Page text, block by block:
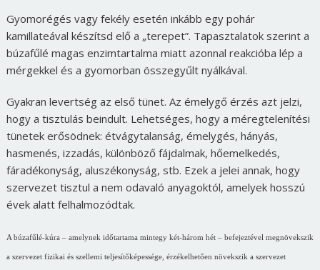
Gyomorégés vagy fekély esetén inkább egy pohár
kamillateával készítsd elő a „terepet”. Tapasztalatok szerint a
búzafűlé magas enzimtartalma miatt azonnal reakcióba lép a
mérgekkel és a gyomorban összegyűlt nyálkával.
Gyakran levertség az első tünet. Az émelygő érzés azt jelzi,
hogy a tisztulás beindult. Lehetséges, hogy a méregtelenítési
tünetek erősödnek: étvágytalanság, émelygés, hányás,
hasmenés, izzadás, különböző fájdalmak, hőemelkedés,
fáradékonyság, aluszékonyság, stb. Ezek a jelei annak, hogy
szervezet tisztul a nem odavaló anyagoktól, amelyek hosszú
évek alatt felhalmozódtak.
A búzafűlé-kúra – amelynek időtartama mintegy két-három hét – befejeztével megnövekszik
a szervezet fizikai és szellemi teljesítőképessége, érzékelhetően növekszik a szervezet